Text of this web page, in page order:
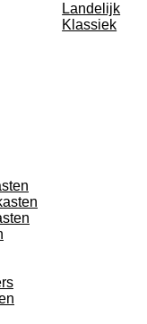
Landelijk
Klassiek